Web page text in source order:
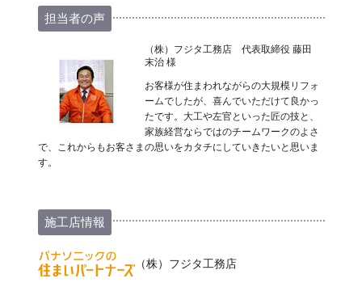
担当者の声
（株）フジタ工務店 代表取締役 藤田
末治 様
お客様が住まわれながらの大規模リフォ
ームでしたが、喜んでいただけて良かっ
たです。大工や左官といった匠の技と、
家族経営ならではのチームワークのよさ
で、これからもお客さまの思いをカタチにしていきたいと思いま
す。
施工店情報
（株）フジタ工務店